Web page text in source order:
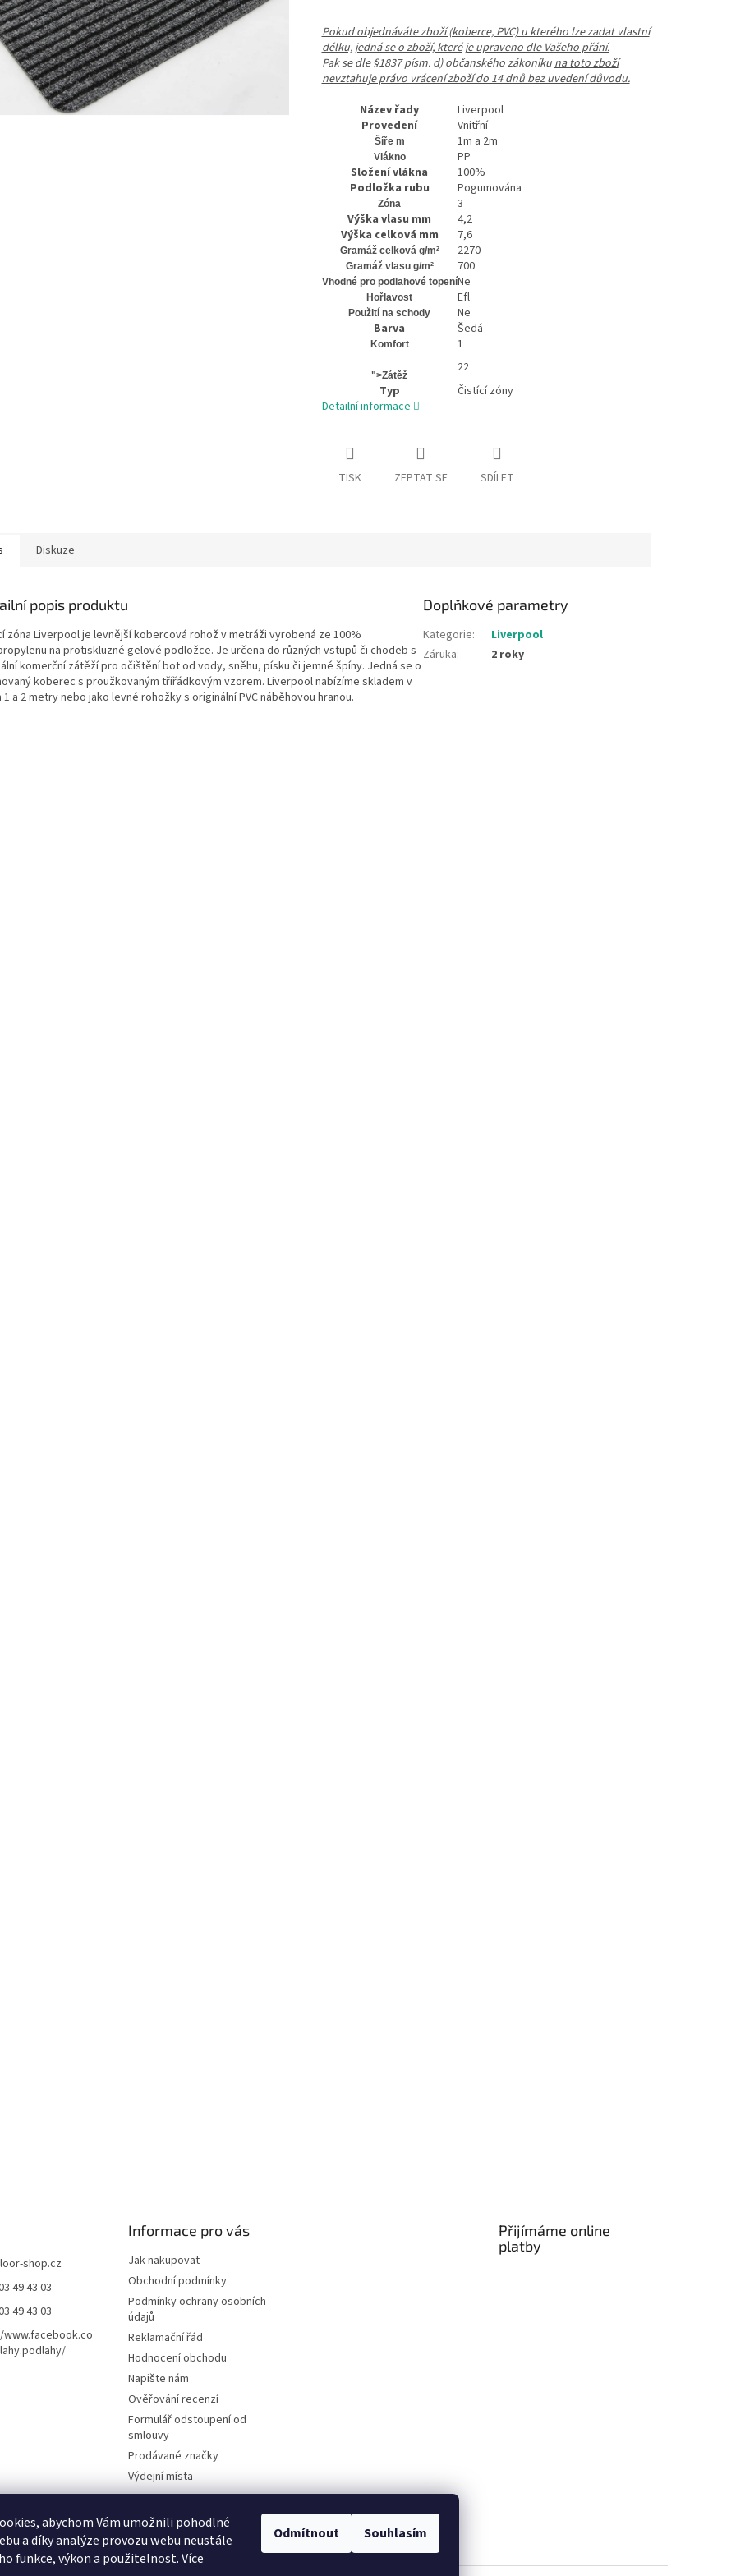
abychom Vám umožnili pohodlné
a díky analýze provozu webu neustále
funkce, výkon a použitelnost.Více
Odmítnout Souhlasím
Pokud objednáváte zboží (koberce, PVC) u kterého lze zadat vlastní
délku, jedná se o zboží, které je upraveno dle Vašeho přání.
Pak se dle §1837 písm. d) občanského zákoníkuna toto zboží
nevztahuje právo vrácení zboží do 14 dnů bez uvedení důvodu.
Název řady
Liverpool
Provedení
Vnitřní
Šíře m 1m a 2m
Vlákno
PP
Složení vlákna
100%
Podložka rubu
Pogumována
Zóna
3
Výška vlasu mm
4,2
Výška celková mm
7,6
Gramáž celková g/m² 2270
Gramáž vlasu g/m² 700
Vhodné pro podlahové topeníNe
Hořlavost Efl
Použití na schody
Ne
Barva
Šedá
Komfort 1
">Zátěž
22
Typ
Čistící zóny
Detailní informace
TISK ZEPTAT SE SDÍLET
Diskuze
popis produktu
zóna Liverpool je levnější kobercová rohož v metráži vyrobená ze 100%
na protiskluzné gelové podložce. Je určena do různých vstupů či chodeb s
komerční zátěží pro očištění bot od vody, sněhu, písku či jemné špíny. Jedná se o
koberec s proužkovaným třířádkovým vzorem. Liverpool nabízíme skladem v
1 a 2 metry nebo jako levné rohožky s originální PVC náběhovou hranou.
Doplňkové parametry
Kategorie:
Liverpool
Záruka: 2 roky
shop.cz
49 43 03
49 43 03
Informace pro vás
Jak nakupovat
Obchodní podmínky
Podmínky ochrany osobních
údajů
Reklamační řád
Hodnocení obchodu
Napište nám
Ověřování recenzí
Formulář odstoupení od
smlouvy
Prodávané značky
Výdejní místa
Přijímáme online
platby